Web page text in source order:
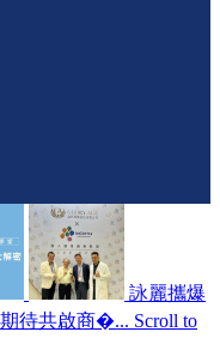
詠麗攜爆
待共啟商�... Scroll to